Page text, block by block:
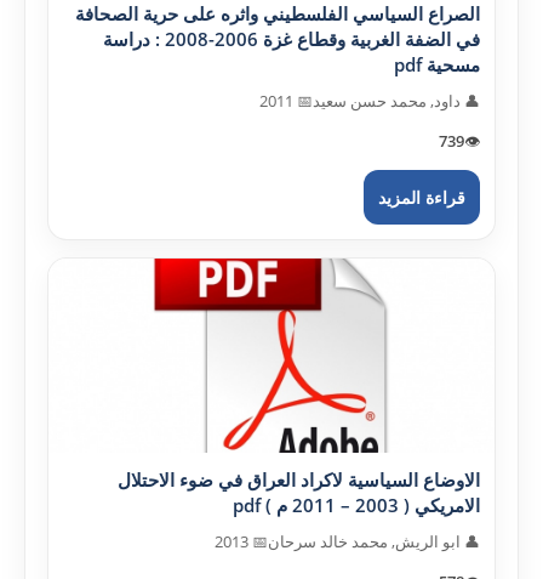
الصراع السياسي الفلسطيني واثره على حرية الصحافة
في الضفة الغربية وقطاع غزة 2006-2008 : دراسة
مسحية pdf
👤 داود, محمد حسن سعيد📅 2011
👁️
739
قراءة المزيد
الاوضاع السياسية لاكراد العراق في ضوء الاحتلال
الامريكي ( 2003 – 2011 م ) pdf
👤 ابو الريش, محمد خالد سرحان📅 2013